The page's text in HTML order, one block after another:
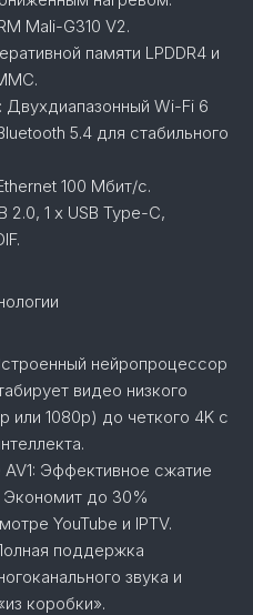
Mali-G310 V2.
памяти LPDDR4 и
Wi-Fi 6
5.4 для стабильного
100 Мбит/с.
2.0, 1 x USB Type-C,
нейропроцессор
видео низкого
или 1080p) до четкого 4K с
Эффективное сжатие
Экономит до 30%
YouTube и IPTV.
поддержка
звука и
коробки».